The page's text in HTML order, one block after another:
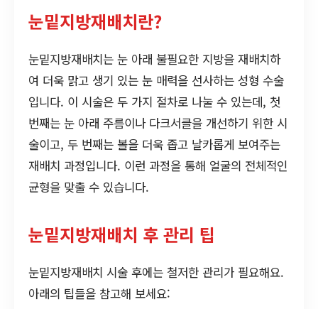
눈밑지방재배치란?
눈밑지방재배치는 눈 아래 불필요한 지방을 재배치하
여 더욱 맑고 생기 있는 눈 매력을 선사하는 성형 수술
입니다. 이 시술은 두 가지 절차로 나눌 수 있는데, 첫
번째는 눈 아래 주름이나 다크서클을 개선하기 위한 시
술이고, 두 번째는 볼을 더욱 좁고 날카롭게 보여주는
재배치 과정입니다. 이런 과정을 통해 얼굴의 전체적인
균형을 맞출 수 있습니다.
눈밑지방재배치 후 관리 팁
눈밑지방재배치 시술 후에는 철저한 관리가 필요해요.
아래의 팁들을 참고해 보세요: